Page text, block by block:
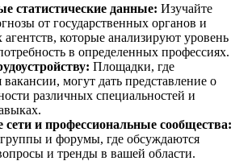
статистические данные: Изучайте
от государственных органов и
которые анализируют уровень
в определенных профессиях.
Площадки, где
могут дать представление о
различных специальностей и
и профессиональные сообщества:
и форумы, где обсуждаются
и тренды в вашей области.